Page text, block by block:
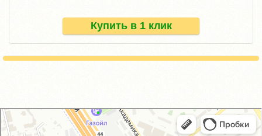
Купить в 1 клик
GM-City&VAG-Repair
Автосервис, автотехцентр в Москве
Магазин автозапчастей и автотоваров в Москве